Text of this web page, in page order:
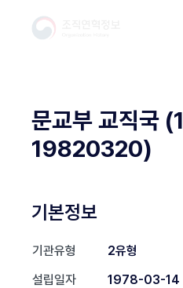
문교부 교직국
19820320)
기본정보
기관유형
2유형
설립일자
1978-03-14